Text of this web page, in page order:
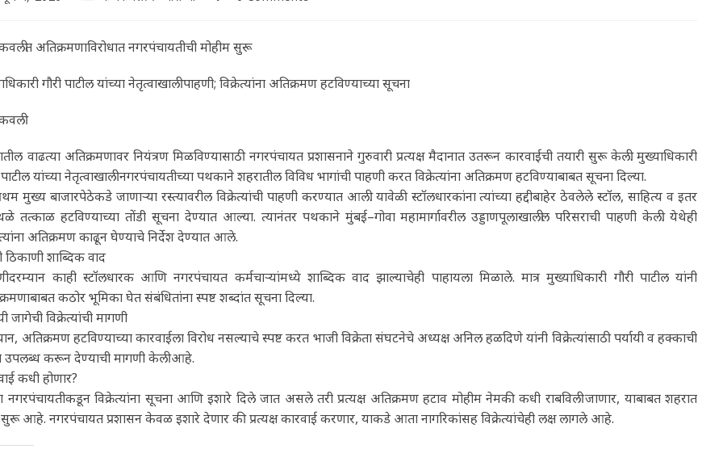
अतिक्रमणाविरोधात नगरपंचायतीची मोहीम सुरू
गौरी पाटील यांच्या नेतृत्वाखाली पाहणी; विक्रेत्यांना अतिक्रमण हटविण्याच्या सूचना
वाढत्या अतिक्रमणावर नियंत्रण मिळविण्यासाठी नगरपंचायत प्रशासनाने गुरुवारी प्रत्यक्ष मैदानात उतरून कारवाईची तयारी सुरू केली. मुख्याधिकारी
पाटील यांच्या नेतृत्वाखाली नगरपंचायतीच्या पथकाने शहरातील विविध भागांची पाहणी करत विक्रेत्यांना अतिक्रमण हटविण्याबाबत सूचना दिल्या.
मुख्य बाजारपेठेकडे जाणाऱ्या रस्त्यावरील विक्रेत्यांची पाहणी करण्यात आली. यावेळी स्टॉलधारकांना त्यांच्या हद्दीबाहेर ठेवलेले स्टॉल, साहित्य व इतर
तत्काळ हटविण्याच्या तोंडी सूचना देण्यात आल्या. त्यानंतर पथकाने मुंबई–गोवा महामार्गावरील उड्डाणपूलाखालील परिसराची पाहणी केली. येथेही
अतिक्रमण काढून घेण्याचे निर्देश देण्यात आले.
ठिकाणी शाब्दिक वाद
काही स्टॉलधारक आणि नगरपंचायत कर्मचाऱ्यांमध्ये शाब्दिक वाद झाल्याचेही पाहायला मिळाले. मात्र मुख्याधिकारी गौरी पाटील यांनी
कठोर भूमिका घेत संबंधितांना स्पष्ट शब्दांत सूचना दिल्या.
जागेची विक्रेत्यांची मागणी
अतिक्रमण हटविण्याच्या कारवाईला विरोध नसल्याचे स्पष्ट करत भाजी विक्रेता संघटनेचे अध्यक्ष अनिल हळदिणे यांनी विक्रेत्यांसाठी पर्यायी व हक्काची
उपलब्ध करून देण्याची मागणी केली आहे.
कधी होणार?
नगरपंचायतीकडून विक्रेत्यांना सूचना आणि इशारे दिले जात असले तरी प्रत्यक्ष अतिक्रमण हटाव मोहीम नेमकी कधी राबविली जाणार, याबाबत शहरात
सुरू आहे. नगरपंचायत प्रशासन केवळ इशारे देणार की प्रत्यक्ष कारवाई करणार, याकडे आता नागरिकांसह विक्रेत्यांचेही लक्ष लागले आहे.